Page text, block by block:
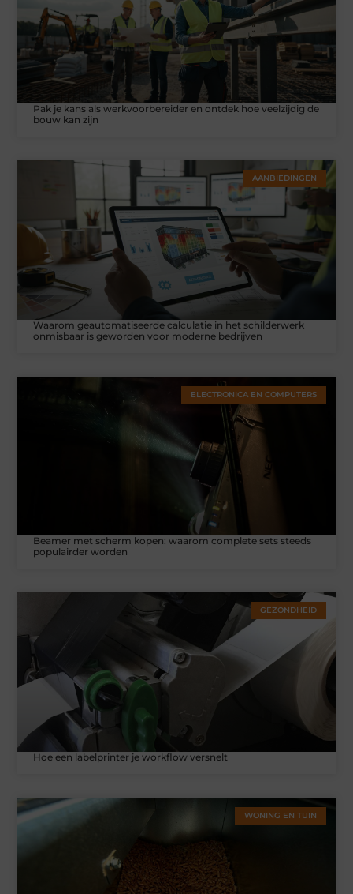
Pak je kans als werkvoorbereider en ontdek hoe veelzijdig de
bouw kan zijn
AANBIEDINGEN
Waarom geautomatiseerde calculatie in het schilderwerk
onmisbaar is geworden voor moderne bedrijven
ELECTRONICA EN COMPUTERS
Beamer met scherm kopen: waarom complete sets steeds
populairder worden
GEZONDHEID
Hoe een labelprinter je workflow versnelt
WONING EN TUIN